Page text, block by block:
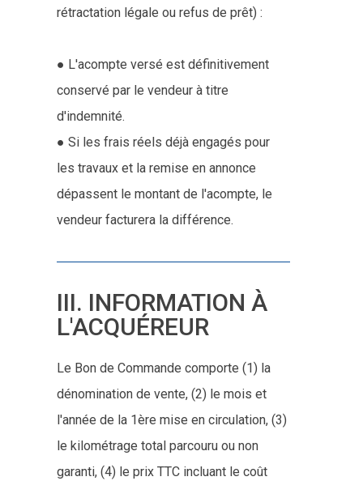
rétractation légale ou refus de prêt) :
● L'acompte versé est définitivement
conservé par le vendeur à titre
d'indemnité.
● Si les frais réels déjà engagés pour
les travaux et la remise en annonce
dépassent le montant de l'acompte, le
vendeur facturera la différence.
III. INFORMATION À
L'ACQUÉREUR
Le Bon de Commande comporte (1) la
dénomination de vente, (2) le mois et
l'année de la 1ère mise en circulation, (3)
le kilométrage total parcouru ou non
garanti, (4) le prix TTC incluant le coût